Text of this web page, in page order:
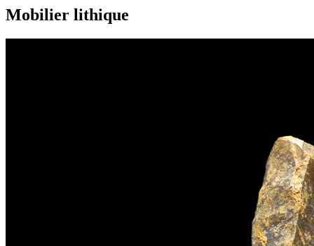
Mobilier lithique